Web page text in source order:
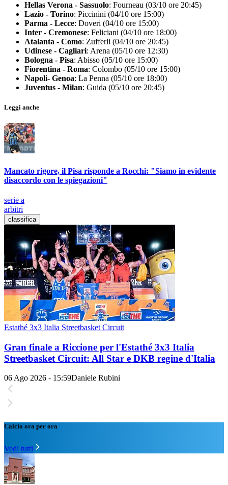
Hellas Verona - Sassuolo: Fourneau (03/10 ore 20:45)
Lazio - Torino: Piccinini (04/10 ore 15:00)
Parma - Lecce: Doveri (04/10 ore 15:00)
Inter - Cremonese: Feliciani (04/10 ore 18:00)
Atalanta - Como: Zufferli (04/10 ore 20:45)
Udinese - Cagliari: Arena (05/10 ore 12:30)
Bologna - Pisa: Abisso (05/10 ore 15:00)
Fiorentina - Roma: Colombo (05/10 ore 15:00)
Napoli- Genoa: La Penna (05/10 ore 18:00)
Juventus - Milan: Guida (05/10 ore 20:45)
Leggi anche
Mancato rigore, il Pisa risponde a Rocchi: "Siamo in evidente
disaccordo con le spiegazioni"
serie a
arbitri
classifica
Estathé 3x3 Italia Streetbasket Circuit
Gran finale a Riccione per l'Estathé 3x3 Italia
Streetbasket Circuit: All Star e DKB regine d'Italia
06 Ago 2026 - 15:59Daniele Rubini
Calcio ora per ora
Vedi tutti